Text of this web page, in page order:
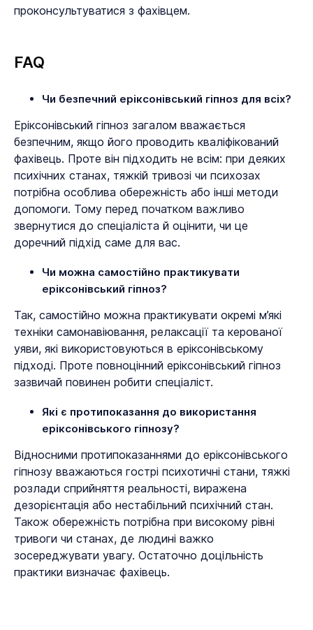
проконсультуватися з фахівцем.
FAQ
Чи безпечний еріксонівський гіпноз для всіх?
Еріксонівський гіпноз загалом вважається
безпечним, якщо його проводить кваліфікований
фахівець. Проте він підходить не всім: при деяких
психічних станах, тяжкій тривозі чи психозах
потрібна особлива обережність або інші методи
допомоги. Тому перед початком важливо
звернутися до спеціаліста й оцінити, чи це
доречний підхід саме для вас.
Чи можна самостійно практикувати
еріксонівський гіпноз?
Так, самостійно можна практикувати окремі м’які
техніки самонавіювання, релаксації та керованої
уяви, які використовуються в еріксонівському
підході. Проте повноцінний еріксонівський гіпноз
зазвичай повинен робити спеціаліст.
Які є протипоказання до використання
еріксонівського гіпнозу?
Відносними протипоказаннями до еріксонівського
гіпнозу вважаються гострі психотичні стани, тяжкі
розлади сприйняття реальності, виражена
дезорієнтація або нестабільний психічний стан.
Також обережність потрібна при високому рівні
тривоги чи станах, де людині важко
зосереджувати увагу. Остаточно доцільність
практики визначає фахівець.